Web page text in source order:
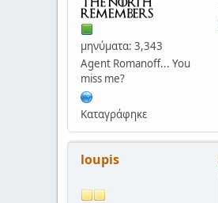
μηνύματα: 3,343
Agent Romanoff... You
miss me?
Καταγράφηκε
loupis